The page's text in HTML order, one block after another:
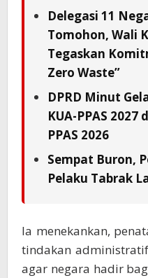
Delegasi 11
Tomohon, Wali
Tegaskan
Zero Waste”
DPRD Minut
KUA-PPAS 2027
PPAS 2026
Sempat Buron,
Pelaku Tabrak
Ia menekankan,
tindakan
agar negara hadir